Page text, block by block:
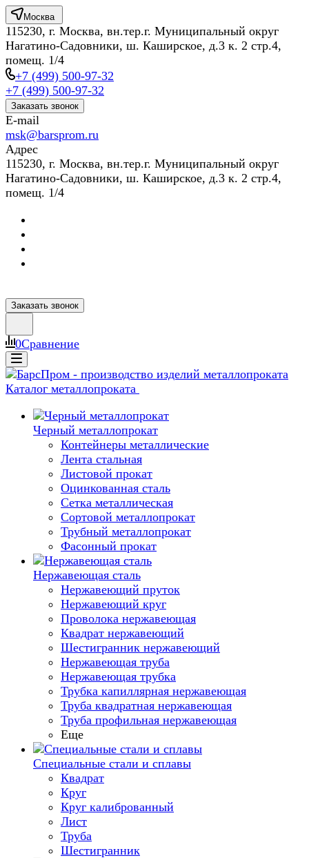
Москва
115230, г. Москва, вн.тер.г. Муниципальный округ
Нагатино-Садовники, ш. Каширское, д.3 к. 2 стр.4,
помещ. 1/4
+7 (499) 500-97-32
+7 (499) 500-97-32
Заказать звонок
E-mail
msk@barsprom.ru
Адрес
115230, г. Москва, вн.тер.г. Муниципальный округ
Нагатино-Садовники, ш. Каширское, д.3 к. 2 стр.4,
помещ. 1/4
Заказать звонок
0Сравнение
Каталог металлопроката
Черный металлопрокат
Контейнеры металлические
Лента стальная
Листовой прокат
Оцинкованная сталь
Сетка металлическая
Сортовой металлопрокат
Трубный металлопрокат
Фасонный прокат
Нержавеющая сталь
Нержавеющий пруток
Нержавеющий круг
Проволока нержавеющая
Квадрат нержавеющий
Шестигранник нержавеющий
Нержавеющая труба
Нержавеющая трубка
Трубка капиллярная нержавеющая
Труба квадратная нержавеющая
Труба профильная нержавеющая
Еще
Специальные стали и сплавы
Квадрат
Круг
Круг калиброванный
Лист
Труба
Шестигранник